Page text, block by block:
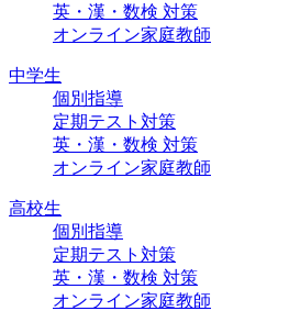
英・漢・数検 対策
オンライン家庭教師
中学生
個別指導
定期テスト対策
英・漢・数検 対策
オンライン家庭教師
高校生
個別指導
定期テスト対策
英・漢・数検 対策
オンライン家庭教師